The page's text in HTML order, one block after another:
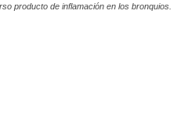
producto de inflamación en los bronquios.